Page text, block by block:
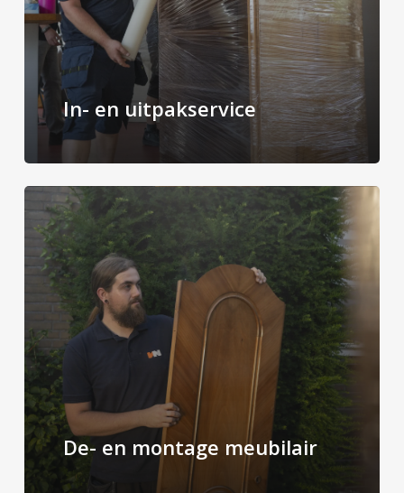
In- en uitpakservice
De- en montage meubilair